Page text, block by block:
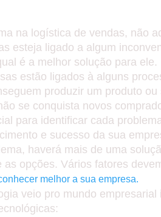
na logística de vendas, não
esteja ligado a algum
é a melhor solução para ele.
estão ligados à alguns
produzir um produto
se conquista novos
para identificar cada
e sucesso da sua
haverá mais de uma
opções. Vários fatores
melhor a sua empresa.
veio pro mundo